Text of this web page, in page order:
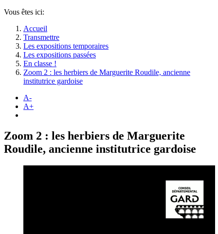
Vous êtes ici:
Accueil
Transmettre
Les expositions temporaires
Les expositions passées
En classe !
Zoom 2 : les herbiers de Marguerite Roudile, ancienne
institutrice gardoise
A-
A+
Zoom 2 : les herbiers de Marguerite
Roudile, ancienne institutrice gardoise